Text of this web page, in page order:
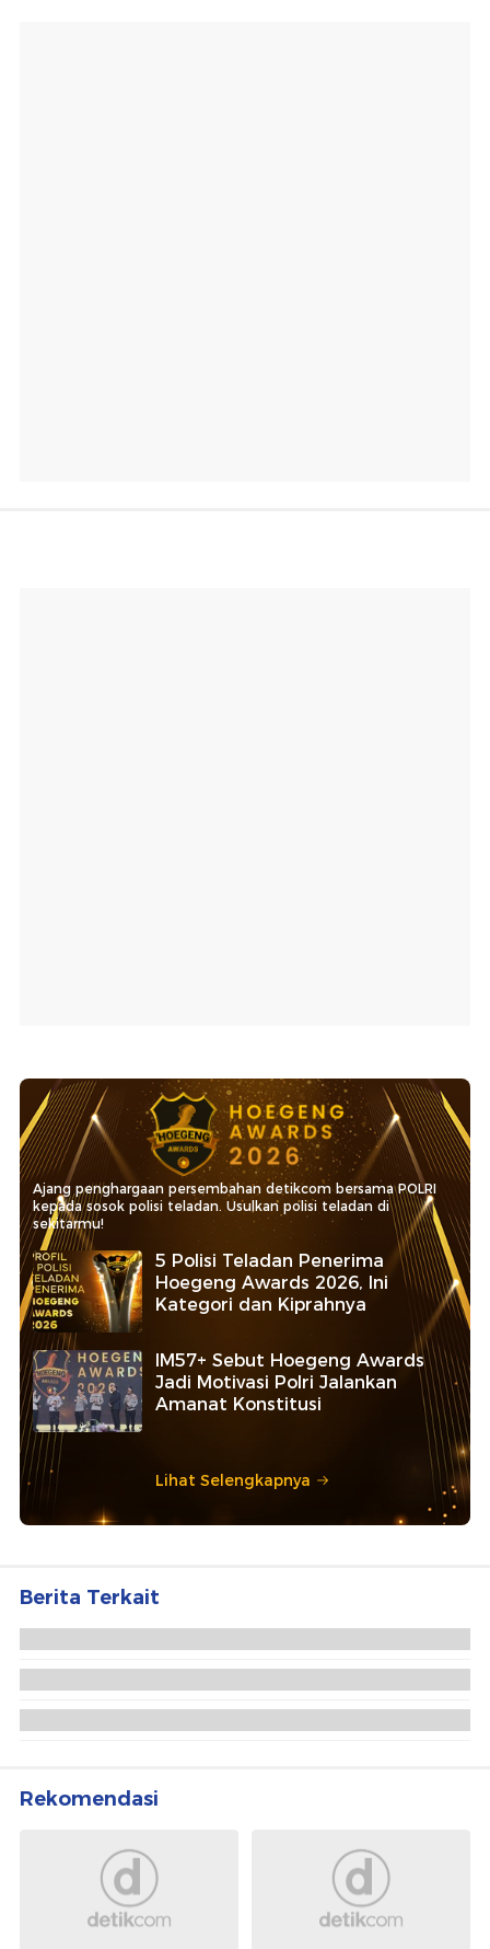
Ajang penghargaan persembahan detikcom bersama POLRI
kepada sosok polisi teladan. Usulkan polisi teladan di
sekitarmu!
5 Polisi Teladan Penerima
Hoegeng Awards 2026, Ini
Kategori dan Kiprahnya
IM57+ Sebut Hoegeng Awards
Jadi Motivasi Polri Jalankan
Amanat Konstitusi
Lihat Selengkapnya
Berita Terkait
Rekomendasi